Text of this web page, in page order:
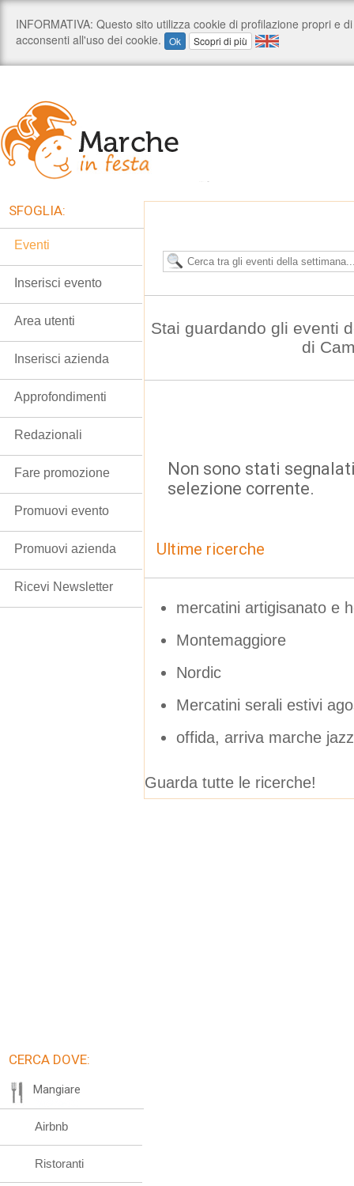
Stai guardando gli eventi
di
Non sono stati
selezione corrente.
Ultime ricerche
mercatini artigisanato e
Montemaggiore
Nordic
Mercatini serali estivi
offida, arriva marche
Guarda tutte le ricerche!
SFOGLIA:
Eventi
Inserisci evento
Area utenti
Inserisci azienda
Approfondimenti
Redazionali
Fare promozione
Promuovi evento
Promuovi azienda
Ricevi Newsletter
CERCA DOVE:
Mangiare
Airbnb
Ristoranti